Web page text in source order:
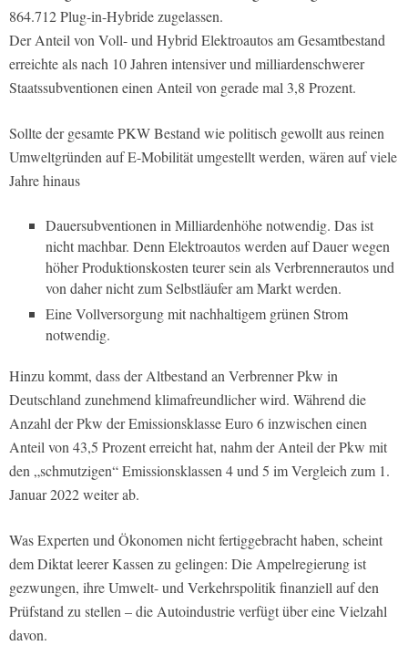
864.712 Plug-in-Hybride zugelassen.
Der Anteil von Voll- und Hybrid Elektroautos am Gesamtbestand
erreichte als nach 10 Jahren intensiver und milliardenschwerer
Staatssubventionen einen Anteil von gerade mal 3,8 Prozent.
Sollte der gesamte PKW Bestand wie politisch gewollt aus reinen
Umweltgründen auf E-Mobilität umgestellt werden, wären auf viele
Jahre hinaus
Dauersubventionen in Milliardenhöhe notwendig. Das ist
nicht machbar. Denn Elektroautos werden auf Dauer wegen
höher Produktionskosten teurer sein als Verbrennerautos und
von daher nicht zum Selbstläufer am Markt werden.
Eine Vollversorgung mit nachhaltigem grünen Strom
notwendig.
Hinzu kommt, dass der Altbestand an Verbrenner Pkw in
Deutschland zunehmend klimafreundlicher wird. Während die
Anzahl der Pkw der Emissionsklasse Euro 6 inzwischen einen
Anteil von 43,5 Prozent erreicht hat, nahm der Anteil der Pkw mit
den „schmutzigen“ Emissionsklassen 4 und 5 im Vergleich zum 1.
Januar 2022 weiter ab.
Was Experten und Ökonomen nicht fertiggebracht haben, scheint
dem Diktat leerer Kassen zu gelingen: Die Ampelregierung ist
gezwungen, ihre Umwelt- und Verkehrspolitik finanziell auf den
Prüfstand zu stellen – die Autoindustrie verfügt über eine Vielzahl
davon.